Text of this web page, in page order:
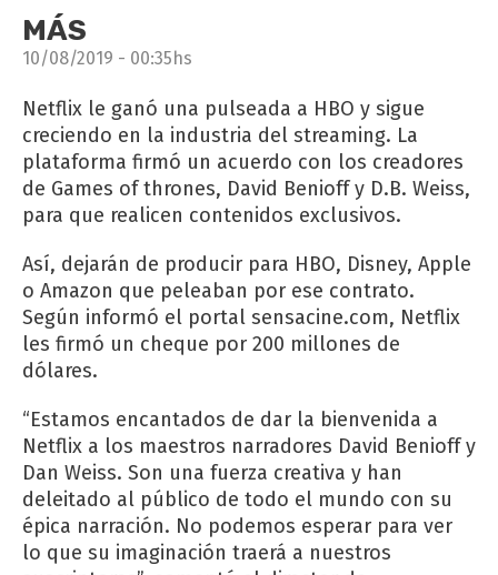
MÁS
10/08/2019 - 00:35hs
Netflix le ganó una pulseada a HBO y sigue
creciendo en la industria del streaming. La
plataforma firmó un acuerdo con los creadores
de Games of thrones, David Benioff y D.B. Weiss,
para que realicen contenidos exclusivos.
Así, dejarán de producir para HBO, Disney, Apple
o Amazon que peleaban por ese contrato.
Según informó el portal sensacine.com, Netflix
les firmó un cheque por 200 millones de
dólares.
“Estamos encantados de dar la bienvenida a
Netflix a los maestros narradores David Benioff y
Dan Weiss. Son una fuerza creativa y han
deleitado al público de todo el mundo con su
épica narración. No podemos esperar para ver
lo que su imaginación traerá a nuestros